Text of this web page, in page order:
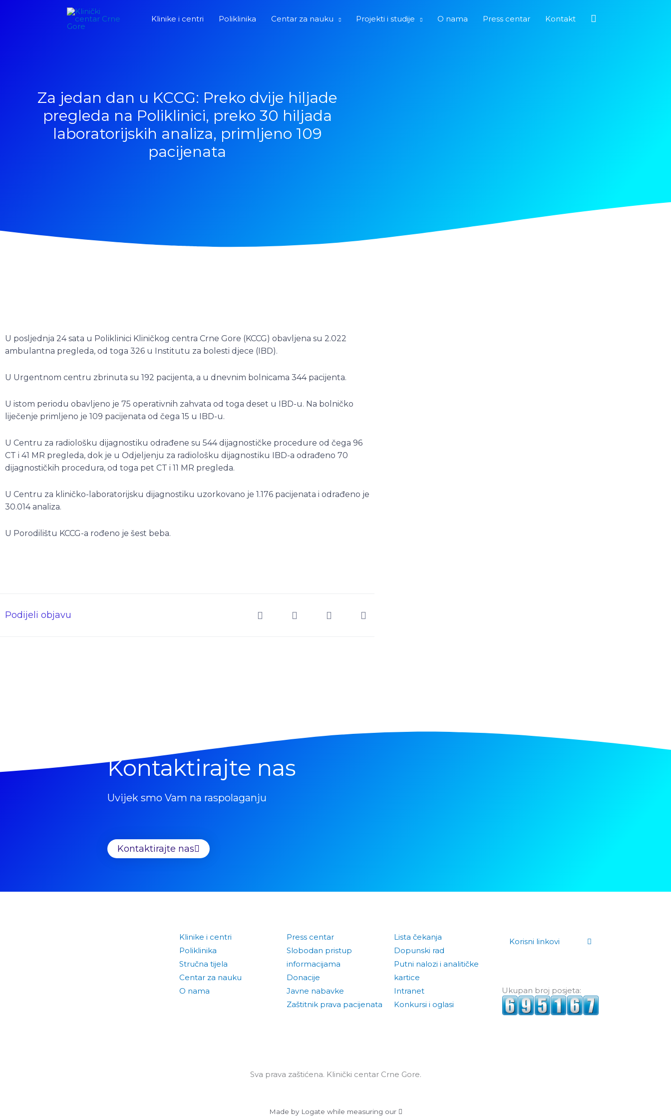
Klinike i centri Poliklinika Centar za nauku Projekti i studije O nama Press centar Kontakt Pretraga
Za jedan dan u KCCG: Preko dvije hiljade
pregleda na Poliklinici, preko 30 hiljada
laboratorijskih analiza, primljeno 109
pacijenata
U posljednja 24 sata u Poliklinici Kliničkog centra Crne Gore (KCCG) obavljena su 2.022
ambulantna pregleda, od toga 326 u Institutu za bolesti djece (IBD).
U Urgentnom centru zbrinuta su 192 pacijenta, a u dnevnim bolnicama 344 pacijenta.
U istom periodu obavljeno je 75 operativnih zahvata od toga deset u IBD-u. Na bolničko
liječenje primljeno je 109 pacijenata od čega 15 u IBD-u.
U Centru za radiološku dijagnostiku odrađene su 544 dijagnostičke procedure od čega 96
CT i 41 MR pregleda, dok je u Odjeljenju za radiološku dijagnostiku IBD-a odrađeno 70
dijagnostičkih procedura, od toga pet CT i 11 MR pregleda.
U Centru za kliničko-laboratorijsku dijagnostiku uzorkovano je 1.176 pacijenata i odrađeno je
30.014 analiza.
U Porodilištu KCCG-a rođeno je šest beba.
Podijeli objavu
Kontaktirajte nas
Uvijek smo Vam na raspolaganju
Kontaktirajte nas
Klinike i centri
Poliklinika
Stručna tijela
Centar za nauku
O nama
Press centar
Slobodan pristup
informacijama
Donacije
Javne nabavke
Zaštitnik prava pacijenata
Lista čekanja
Dopunski rad
Putni nalozi i analitičke
kartice
Intranet
Konkursi i oglasi
Korisni linkovi
Ukupan broj posjeta:
Sva prava zaštićena. Klinički centar Crne Gore.
Made by Logate while measuring our